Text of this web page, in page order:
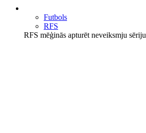
Futbols
RFS
RFS mēģinās apturēt neveiksmju sēriju